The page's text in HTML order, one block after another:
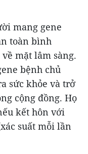
mang gene
toàn bình
mặt lâm sàng.
bệnh chủ
sức khỏe và trở
cộng đồng. Họ
kết hôn với
suất mỗi lần